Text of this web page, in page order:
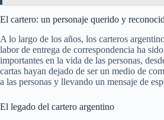
El cartero: un personaje querido y
A lo largo de los años, los carteros
labor de entrega de correspondencia ha
importantes en la vida de las personas,
cartas hayan dejado de ser un medio de
a las personas y llevando un mensaje de
El legado del cartero argentino